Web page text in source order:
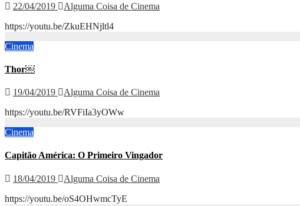
22/04/2019
Alguma Coisa de Cinema
https://youtu.be/ZkuEHNjltl4
Cinema
Thor￼
19/04/2019
Alguma Coisa de Cinema
https://youtu.be/RVFiIa3yOWw
Cinema
Capitão América: O Primeiro Vingador
18/04/2019
Alguma Coisa de Cinema
https://youtu.be/oS4OHwmcTyE